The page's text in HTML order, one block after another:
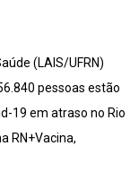
(LAIS/UFRN)
pessoas estão
19 em atraso no Rio
RN+Vacina,